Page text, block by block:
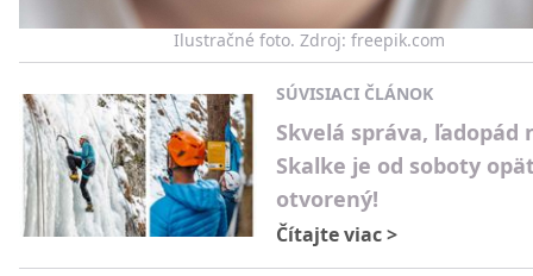
Ilustračné foto. Zdroj: freepik.com
SÚVISIACI ČLÁNOK
Skvelá správa, ľadopád
Skalke je od soboty
otvorený!
Čítajte viac>